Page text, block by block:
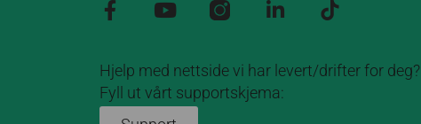
Hjelp med nettside vi har levert/drifter for deg?
Fyll ut vårt supportskjema: